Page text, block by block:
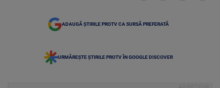
ADAUGĂ ȘTIRILE PROTV CA SURSĂ PREFERATĂ
URMĂREȘTE ȘTIRILE PROTV ÎN GOOGLE DISCOVER